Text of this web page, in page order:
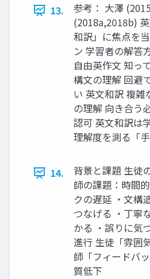
13.
参考： 大澤
(2018a,2018b)
和訳」に焦点を
ン 学習者の解答
自由英作文 知っ
構文の理解 回避
い 英文和訳 複雑
の理解 向き合う
認可 英文和訳は
理解度を測る「手
14.
背景と課題 生徒
師の課題：時間
クの遅延 ・文構
つなげる ・丁寧
かる ・誤りに気
進行 生徒「雰囲
師「フィードバ
質低下